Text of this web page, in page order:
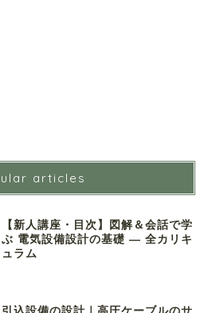
articles
【新人講座・目次】図解＆会話で学
ぶ 電気設備設計の基礎 ― 全カリキ
ュラム